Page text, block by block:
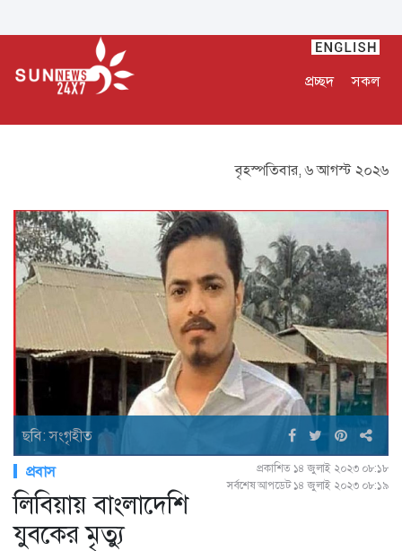
প্রচ্ছদ সকল
বৃহস্পতিবার, ৬ আগস্ট ২০২৬
ছবি: সংগৃহীত
প্রবাস
প্রকাশিত ১৪ জুলাই ২০২৩ ০৮:১৮
সর্বশেষ আপডেট ১৪ জুলাই ২০২৩ ০৮:১৯
লিবিয়ায় বাংলাদেশি
যুবকের মৃত্যু